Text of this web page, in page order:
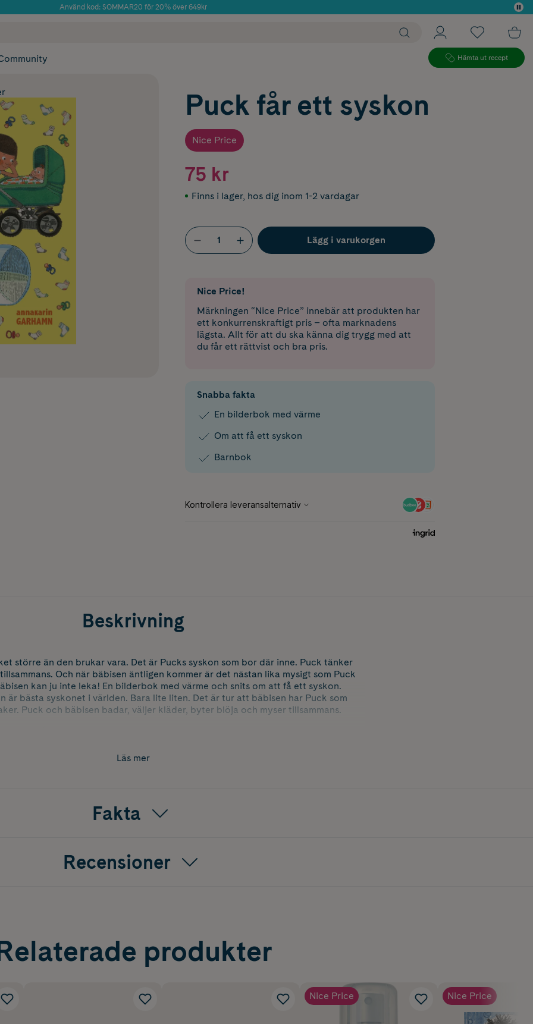
Använd kod: SOMMAR20 för 20% över 649kr
Hämta ut recept
Puck får ett syskon
Nice Price
75 kr
Finns i lager, hos dig inom 1-2 vardagar
Lägg i varukorgen
Nice Price!
Märkningen “Nice Price” innebär att produkten har
ett konkurrenskraftigt pris – ofta marknadens
lägsta. Allt för att du ska känna dig trygg med att
du får ett rättvist och bra pris.
Snabba fakta
En bilderbok med värme
Om att få ett syskon
Barnbok
Beskrivning
större än den brukar vara. Det är Pucks syskon som bor där inne. Puck tänker
Och när bäbisen äntligen kommer är det nästan lika mysigt som Puck
kan ju inte leka! En bilderbok med värme och snits om att få ett syskon.
är bästa syskonet i världen. Bara lite liten. Det är tur att bäbisen har Puck som
Puck och bäbisen badar, väljer kläder, byter blöja och myser tillsammans.
Läs mer
Fakta
Recensioner
produkter
Nice Price Nice Price